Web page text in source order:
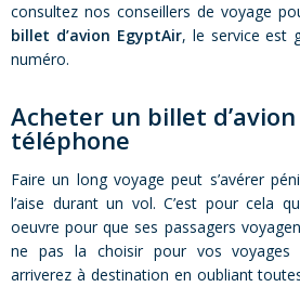
consultez nos conseillers de voyage
billet d’avion EgyptAir, le service est
numéro.
Acheter un billet
téléphone
Faire un long voyage peut s’avérer
l’aise durant un vol. C’est pour cela
oeuvre pour que ses passagers
ne pas la choisir pour vos voyages
arriverez à destination en oubliant